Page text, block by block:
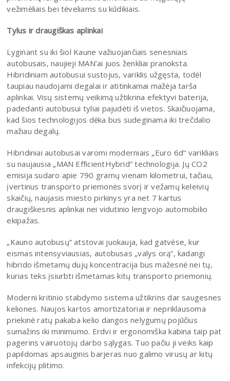
vežimėliais bei tėveliams su kūdikiais.
Tylus ir draugiškas aplinkai
Lyginant su iki šiol Kaune važiuojančiais senesniais
autobusais, naujieji MAN’ai juos ženkliai pranoksta.
Hibridiniam autobusui sustojus, variklis užgęsta, todėl
taupiau naudojami degalai ir atitinkamai mažėja tarša
aplinkai. Visų sistemų veikimą užtikrina efektyvi baterija,
padedanti autobusui tyliai pajudėti iš vietos. Skaičiuojama,
kad šios technologijos dėka bus sudeginama iki trečdalio
mažiau degalų.
Hibridiniai autobusai varomi moderniais „Euro 6d“ varikliais
su naujausia „MAN EfficientHybrid“ technologija. Jų CO2
emisija sudaro apie 790 gramų vienam kilometrui, tačiau,
įvertinus transporto priemonės svorį ir vežamų keleivių
skaičių, naujasis miesto pirkinys yra net 7 kartus
draugiškesnis aplinkai nei vidutinio lengvojo automobilio
ekipažas.
„Kauno autobusų“ atstovai juokauja, kad gatvėse, kur
eismas intensyviausias, autobusas „valys orą“, kadangi
hibrido išmetamų dujų koncentracija bus mažesnė nei tų,
kurias teks įsiurbti išmetamas kitų transporto priemonių.
Moderni kritinio stabdymo sistema užtikrins dar saugesnes
keliones. Naujos kartos amortizatoriai ir nepriklausoma
priekinė ratų pakaba kelio dangos nelygumų pojūčius
sumažins iki minimumo. Erdvi ir ergonomiška kabina taip pat
pagerins vairuotojų darbo sąlygas. Tuo pačiu ji veiks kaip
papildomas apsauginis barjeras nuo galimo virusų ar kitų
infekcijų plitimo.